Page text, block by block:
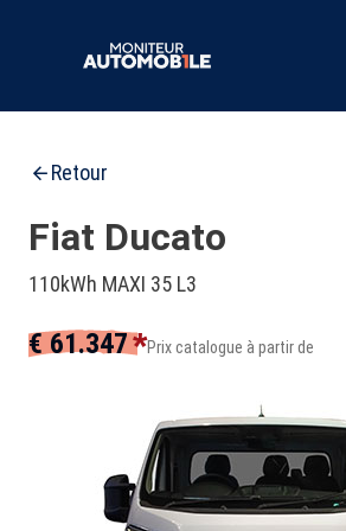
Retour
Fiat Ducato
110kWh MAXI 35 L3
€ 61.347*Prix catalogue à partir de